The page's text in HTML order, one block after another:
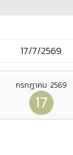
กรกฎาคม 2569
17